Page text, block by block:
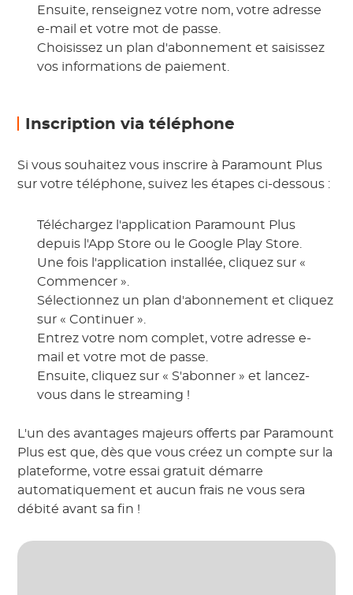
Ensuite, renseignez votre nom, votre adresse
e-mail et votre mot de passe.
Choisissez un plan d'abonnement et saisissez
vos informations de paiement.
Inscription via téléphone
Si vous souhaitez vous inscrire à Paramount Plus
sur votre téléphone, suivez les étapes ci-dessous :
Téléchargez l'application Paramount Plus
depuis l'App Store ou le Google Play Store.
Une fois l'application installée, cliquez sur «
Commencer ».
Sélectionnez un plan d'abonnement et cliquez
sur « Continuer ».
Entrez votre nom complet, votre adresse e-
mail et votre mot de passe.
Ensuite, cliquez sur « S'abonner » et lancez-
vous dans le streaming !
L'un des avantages majeurs offerts par Paramount
Plus est que, dès que vous créez un compte sur la
plateforme, votre essai gratuit démarre
automatiquement et aucun frais ne vous sera
débité avant sa fin !